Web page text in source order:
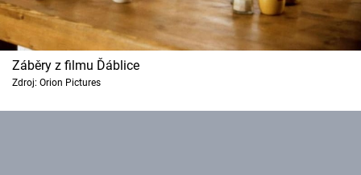
Záběry z filmu Ďáblice
Zdroj: Orion Pictures